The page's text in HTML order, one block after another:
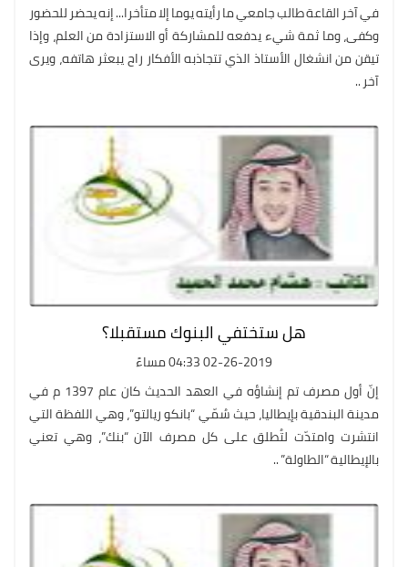
في آخر القاعة طالب جامعي ما رأيته يوما إلا متأخرا... إنه يحضر للحضور
وكفى، وما ثمة شيء يدفعه للمشاركة أو الاستزادة من العلم، وإذا
تيقن من انشغال الأستاذ الذي تتجاذبه الأفكار راح يبعثر هاتفه، ويرى
آخر ..
هل ستختفي البنوك مستقبلا؟
02-26-2019 04:33 مساءً
إنّ أول مصرف تم إنشاؤه في العهد الحديث كان عام 1397 م في
مدينة البندقية بإيطاليا، حيث سُمّي “بانكو ريالتو”، وهي اللفظة التي
انتشرت وامتدّت لتُطلق على كل مصرف الآن “بنك”، وهي تعني
بالإيطالية “الطاولة” ..